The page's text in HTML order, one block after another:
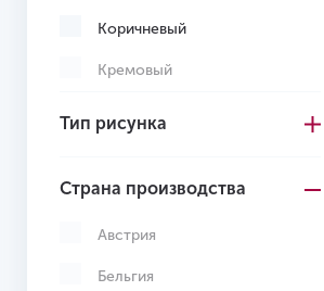
Коричневый
Кремовый
Светло-коричневый
Светло-серый
Серо-коричневый
Тип рисунка
Страна производства
Австрия
Бельгия